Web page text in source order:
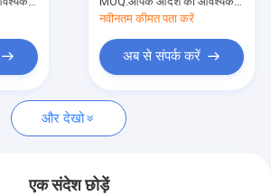
नवीनतम कीमत पता करें
अब से संपर्क करें
और देखो
एक संदेश छोड़ें